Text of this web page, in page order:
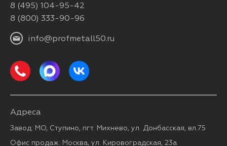
8 (495) 104-95-42
8 (800) 333-90-96
info@profmetall50.ru
Адреса
Завод: МО, Ступино, пгт. Михнево, ул. Донбасская, вл.75
Офис продаж: Москва, ул. Кировоградская, 23а